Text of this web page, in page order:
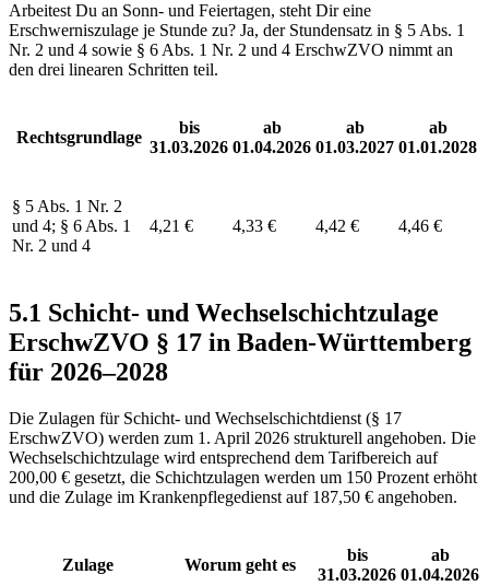
Arbeitest Du an Sonn- und Feiertagen, steht Dir eine
Erschwerniszulage je Stunde zu? Ja, der Stundensatz in § 5 Abs. 1
Nr. 2 und 4 sowie § 6 Abs. 1 Nr. 2 und 4 ErschwZVO nimmt an
den drei linearen Schritten teil.
Rechtsgrundlage
bis
31.03.2026
ab
01.04.2026
ab
01.03.2027
ab
01.01.2028
§ 5 Abs. 1 Nr. 2
und 4; § 6 Abs. 1
Nr. 2 und 4
4,21 € 4,33 € 4,42 € 4,46 €
5.1 Schicht- und Wechselschichtzulage
ErschwZVO § 17 in Baden-Württemberg
für 2026–2028
Die Zulagen für Schicht- und Wechselschichtdienst (§ 17
ErschwZVO) werden zum 1. April 2026 strukturell angehoben. Die
Wechselschichtzulage wird entsprechend dem Tarifbereich auf
200,00 € gesetzt, die Schichtzulagen werden um 150 Prozent erhöht
und die Zulage im Krankenpflegedienst auf 187,50 € angehoben.
Zulage Worum geht es
bis
31.03.2026
ab
01.04.2026